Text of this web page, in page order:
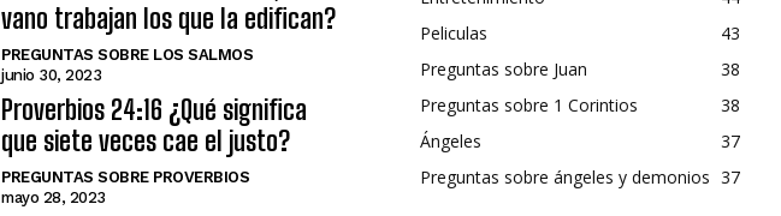
vano trabajan los que la edifican?
PREGUNTAS SOBRE LOS SALMOS
junio 30, 2023
Proverbios 24:16 ¿Qué significa
que siete veces cae el justo?
PREGUNTAS SOBRE PROVERBIOS
mayo 28, 2023
Peliculas
43
Preguntas sobre Juan
38
Preguntas sobre 1 Corintios
38
Ángeles
37
Preguntas sobre ángeles y demonios 37